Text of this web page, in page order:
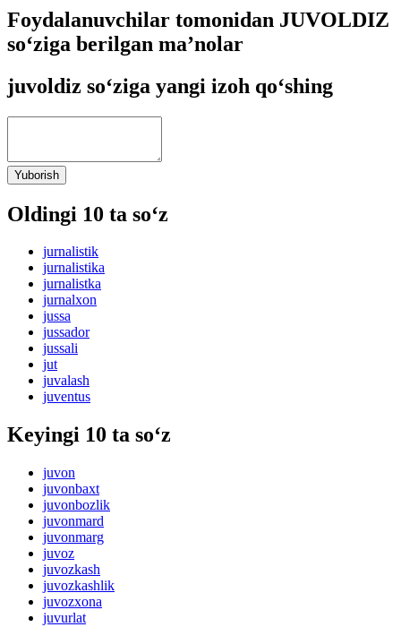
Foydalanuvchilar tomonidan JUVOLDIZ
so‘ziga berilgan ma’nolar
juvoldiz so‘ziga yangi izoh qo‘shing
Yuborish
Oldingi 10 ta so‘z
jurnalistik
jurnalistika
jurnalistka
jurnalxon
jussa
jussador
jussali
jut
juvalash
juventus
Keyingi 10 ta so‘z
juvon
juvonbaxt
juvonbozlik
juvonmard
juvonmarg
juvoz
juvozkash
juvozkashlik
juvozxona
juvurlat